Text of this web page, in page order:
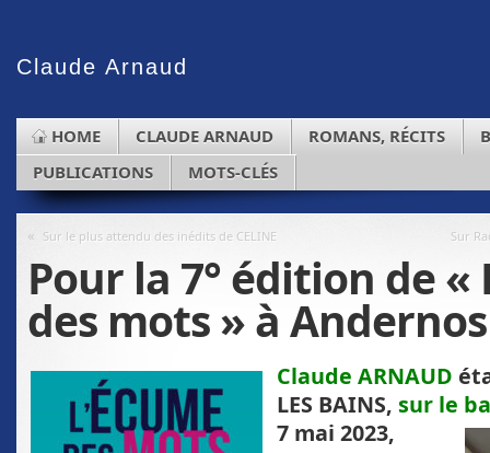
Claude Arnaud
HOME CLAUDE ARNAUD ROMANS, RÉCITS
PUBLICATIONS
MOTS-CLÉS
« Sur le plus attendu des inédits de CELINE Sur
Pour la 7° édition de «
des mots » à Andernos
Claude ARNAUD
LES BAINS, sur le
7 mai 2023,